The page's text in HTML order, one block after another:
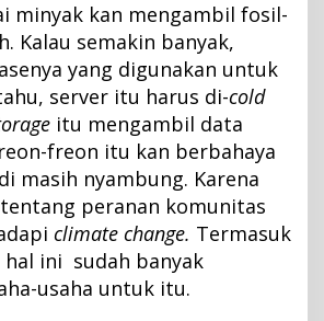
minyak kan mengambil fosil-
Kalau semakin banyak,
yang digunakan untuk
server itu harus di-cold
itu mengambil data
freon itu kan berbahaya
masih nyambung. Karena
peranan komunitas
climate change. Termasuk
hal ini sudah banyak
usaha untuk itu.